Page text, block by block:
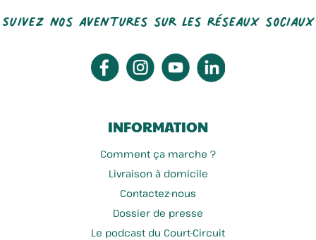
Suivez nos aventures sur les réseaux sociaux
INFORMATION
Comment ça marche ?
Livraison à domicile
Contactez-nous
Dossier de presse
Le podcast du Court-Circuit